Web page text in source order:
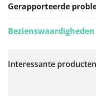
Gerapporteerde
Bekijk op kaart
Bezienswaardigheden
Interessante